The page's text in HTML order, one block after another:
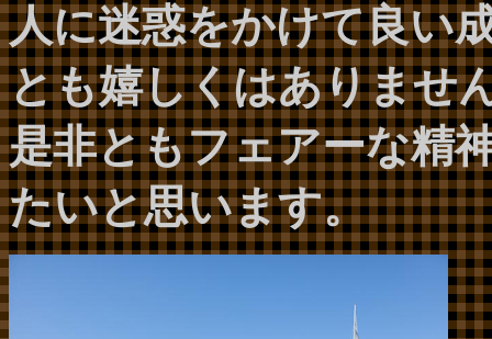
人に迷惑をかけて良い
とも嬉しくはありませ
是非ともフェアーな精
たいと思います。